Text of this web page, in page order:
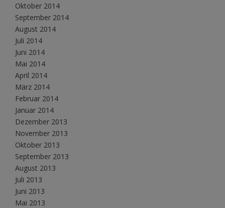
Oktober 2014
September 2014
August 2014
Juli 2014
Juni 2014
Mai 2014
April 2014
März 2014
Februar 2014
Januar 2014
Dezember 2013
November 2013
Oktober 2013
September 2013
August 2013
Juli 2013
Juni 2013
Mai 2013